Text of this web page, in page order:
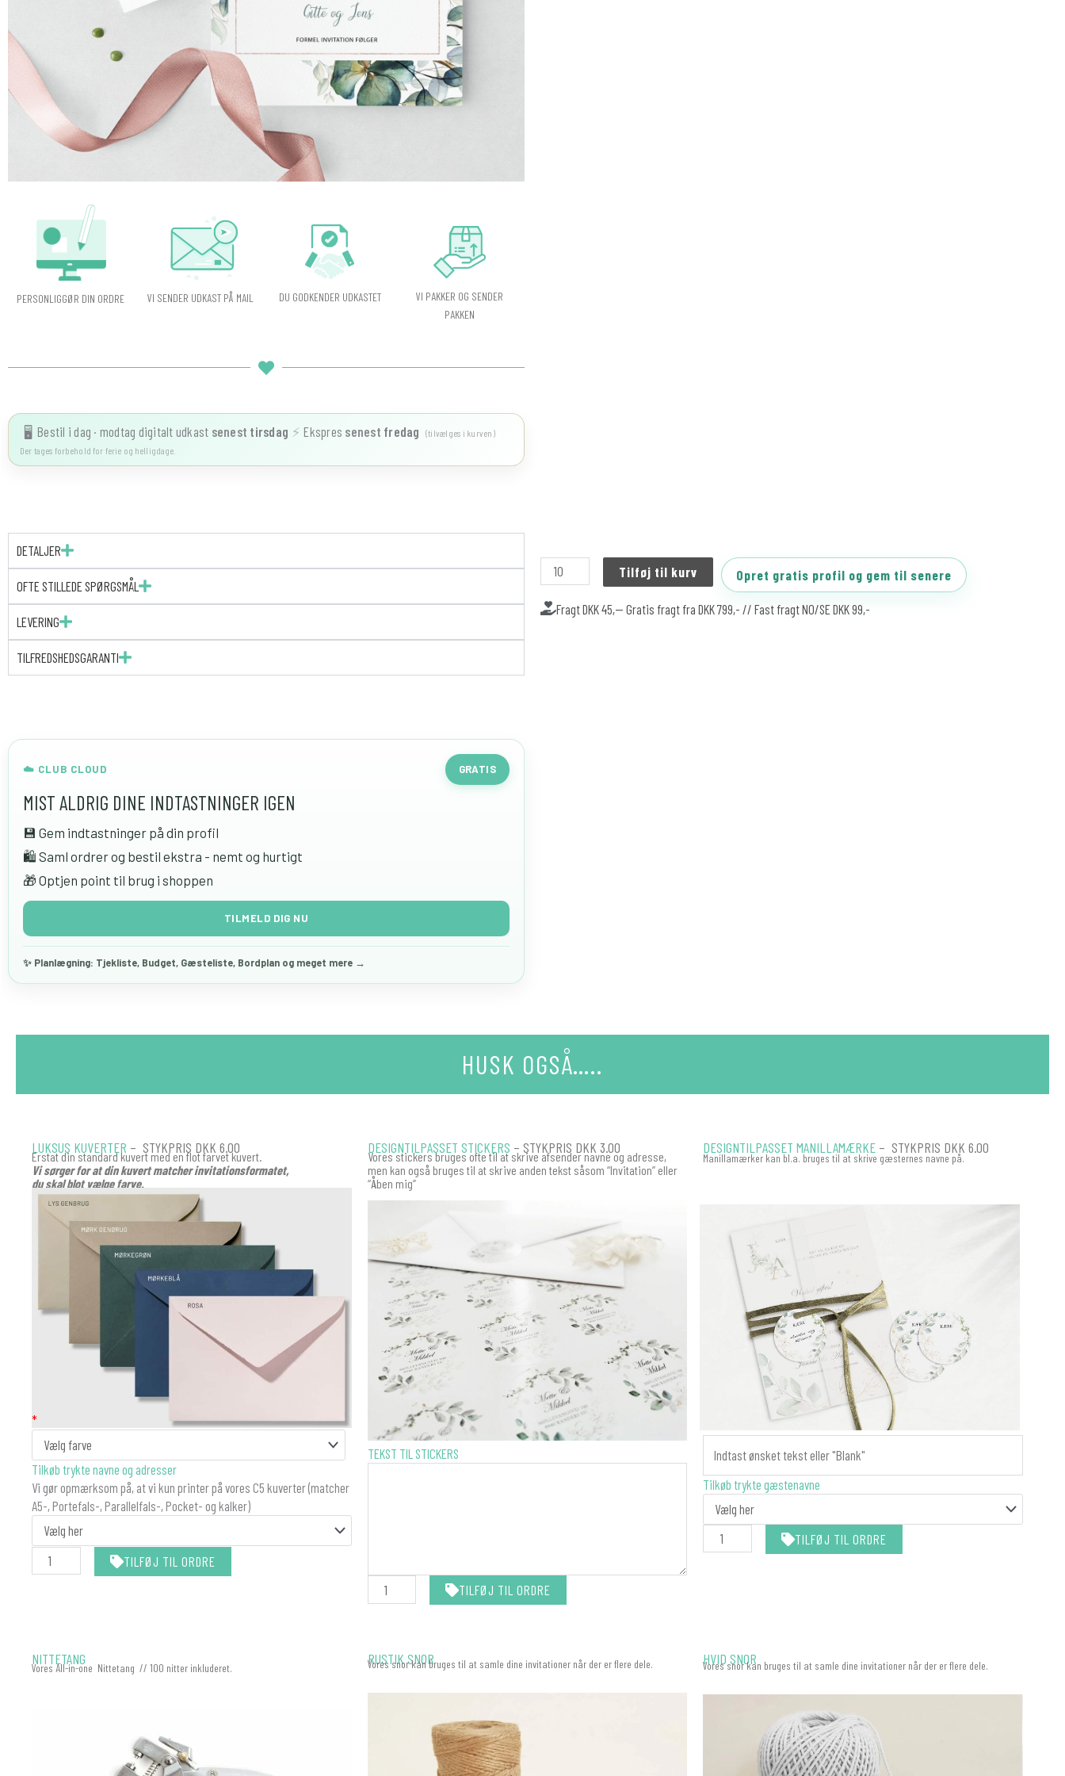
PERSONLIGGØR DIN ORDRE VI SENDER UDKAST PÅ MAIL DU GODKENDER UDKASTET
VI PAKKER OG SENDER
PAKKEN
🖥️ Bestil i dag · modtag digitalt udkast senest tirsdag ⚡ Ekspres senest fredag
(tilvælges i kurven)
Der tages forbehold for ferie og helligdage.
DETALJER
OFTE STILLEDE SPØRGSMÅL
LEVERING
TILFREDSHEDSGARANTI
☁️ CLUB CLOUD GRATIS
MIST ALDRIG DINE INDTASTNINGER IGEN
💾 Gem indtastninger på din profil
🛍 Saml ordrer og bestil ekstra - nemt og hurtigt
🎁 Optjen point til brug i shoppen
TILMELD DIG NU
✨ Planlægning: Tjekliste, Budget, Gæsteliste, Bordplan og meget mere →
Tilføj til kurv Opret gratis profil og gem til senere
Fragt DKK 45,-- Gratis fragt fra DKK 799,- // Fast fragt NO/SE DKK 99,-
HUSK OGSÅ…..
LUKSUS KUVERTER – STYKPRIS DKK 6.00
Erstat din standard kuvert med en flot farvet kuvert.
Vi sørger for at din kuvert matcher invitationsformatet,
du skal blot vælge farve.
*
Tilkøb trykte navne og adresser
Vi gør opmærksom på, at vi kun printer på vores C5 kuverter (matcher
A5-, Portefals-, Parallelfals-, Pocket- og kalker)
KUVERT
antal
TILFØJ TIL ORDRE
DESIGNTILPASSET STICKERS – STYKPRIS DKK 3.00
Vores stickers bruges ofte til at skrive afsender navne og adresse,
men kan også bruges til at skrive anden tekst såsom “Invitation” eller
“Åben mig”
TEKST TIL STICKERS
STICKERS
TILFØJ TIL ORDRE
DESIGNTILPASSET MANILLAMÆRKE – STYKPRIS DKK 6.00
Manillamærker kan bl.a. bruges til at skrive gæsternes navne på.
Tilkøb trykte gæstenavne
MATCHER
DIN
INVITATION
antal
TILFØJ TIL ORDRE
NITTETANG
Vores All-in-one Nittetang // 100 nitter inkluderet. RUSTIK SNOR
Vores snor kan bruges til at samle dine invitationer når der er flere dele. HVID SNOR
Vores snor kan bruges til at samle dine invitationer når der er flere dele.